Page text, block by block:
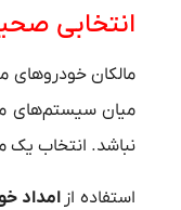
انتخابی
مالکان خودروهای
میان سیستم‌های
نباشد. انتخاب
استفاده از امداد